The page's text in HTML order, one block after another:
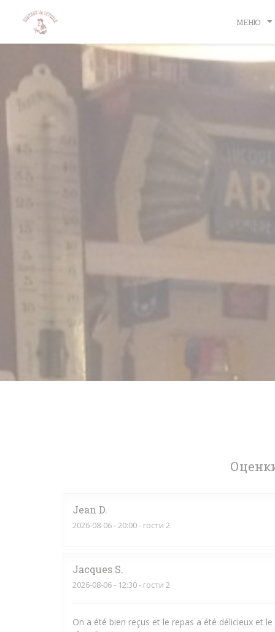
МЕНЮ
Jean D
2026-08-06- 20:00 - гости 2
Jacques S
2026-08-06- 12:30 - гости 2
On a été bien reçus et le repas a été délicieux et